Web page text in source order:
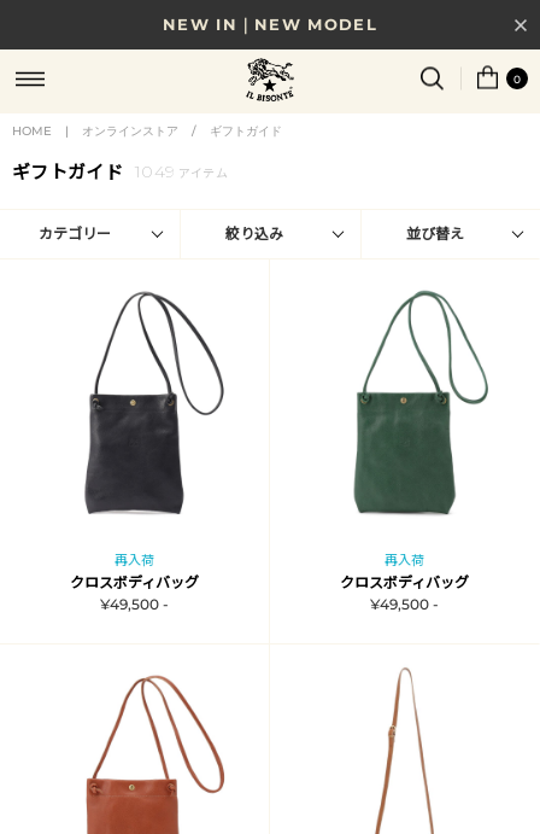
8/17(月)10時まで｜税込11,000円以上で送料無料
贈る相手やシーンから選べる、新しいギフトガイド
NEW IN｜COLOR LEATHER
0
HOME | オンラインストア / ギフトガイド
ギフトガイド 1049 アイテム
カテゴリー 絞り込み 並び替え
再入荷
クロスボディバッグ
¥49,500 -
再入荷
クロスボディバッグ
¥49,500 -